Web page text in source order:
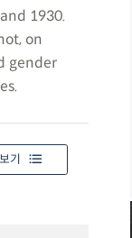
1930.
on
gender
기